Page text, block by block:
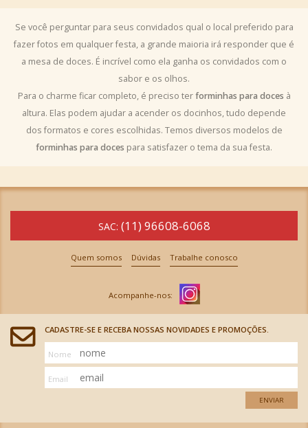
Se você perguntar para seus convidados qual o local preferido para
fazer fotos em qualquer festa, a grande maioria irá responder que é
a mesa de doces. É incrível como ela ganha os convidados com o
sabor e os olhos.
Para o charme ficar completo, é preciso terforminhas para doces à
altura. Elas podem ajudar a acender os docinhos, tudo depende
dos formatos e cores escolhidas. Temos diversos modelos de
forminhas para doces para satisfazer o tema da sua festa.
SAC: (11) 96608-6068
Quem somos Dúvidas Trabalhe conosco
CADASTRE-SE E RECEBA NOSSAS NOVIDADES E PROMOÇÕES.
Nome
Email
ENVIAR